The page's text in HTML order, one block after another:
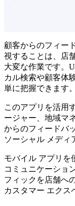
顧客からのフィー
視することは、店
大変な作業です。
カル検索や顧客体
単に把握できます。
このアプリを活用
ージャー、地域マ
からのフィードバ
ソーシャル メディ
モバイル アプリを
コミュニケーショ
フィックを店舗へ
カスタマー エクス